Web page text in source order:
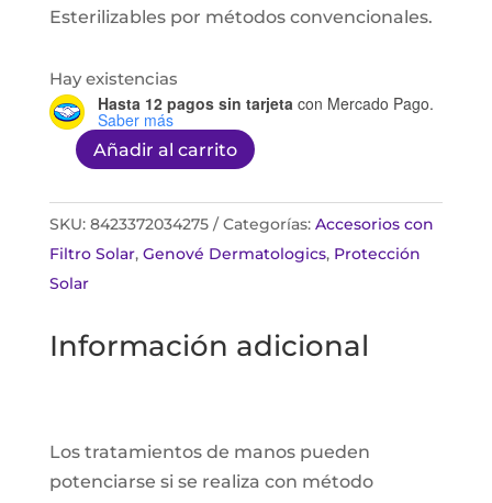
Esterilizables por métodos convencionales.
Hay existencias
Hasta 12 pagos sin tarjeta con Mercado Pago.
Saber más
Genocure
dermatológicos
de
algodón
S
Añadir al carrito
SKU: 8423372034275 Categorías: Accesorios con
Filtro Solar, Genové Dermatologics, Protección
Solar
Información adicional
Los tratamientos de manos pueden
potenciarse si se realiza con método